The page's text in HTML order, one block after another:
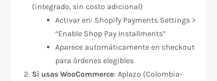
(integrado, sin costo adicional)
Activar en: Shopify Payments Settings >
“Enable Shop Pay Installments”
Aparece automáticamente en checkout
para órdenes elegibles
Si usas WooCommerce: Aplazo (Colombia-